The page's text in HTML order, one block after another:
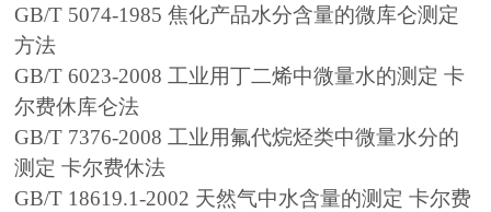
GB/T 5074-1985 焦化产品水分含量的微库仑测定
方法
GB/T 6023-2008 工业用丁二烯中微量水的测定 卡
尔费休库仑法
GB/T 7376-2008 工业用氟代烷烃类中微量水分的
测定 卡尔费休法
GB/T 18619.1-2002 天然气中水含量的测定 卡尔费